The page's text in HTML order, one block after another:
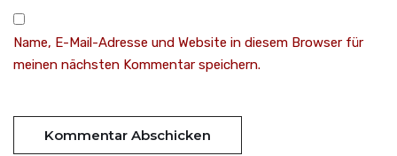
Name, E-Mail-Adresse und Website in diesem Browser für
meinen nächsten Kommentar speichern.